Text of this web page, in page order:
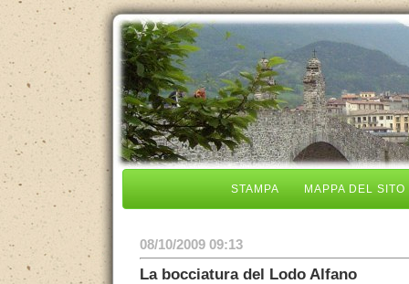
STAMPA MAPPA DEL SITO
08/10/2009 09:13
La bocciatura del Lodo Alfano